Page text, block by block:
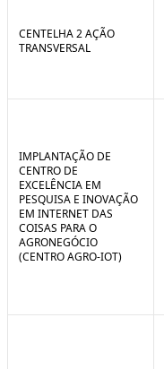
CENTELHA 2 AÇÃO
TRANSVERSAL
IMPLANTAÇÃO DE
CENTRO DE
EXCELÊNCIA EM
PESQUISA E INOVAÇÃO
EM INTERNET DAS
COISAS PARA O
AGRONEGÓCIO
(CENTRO AGRO-IOT)